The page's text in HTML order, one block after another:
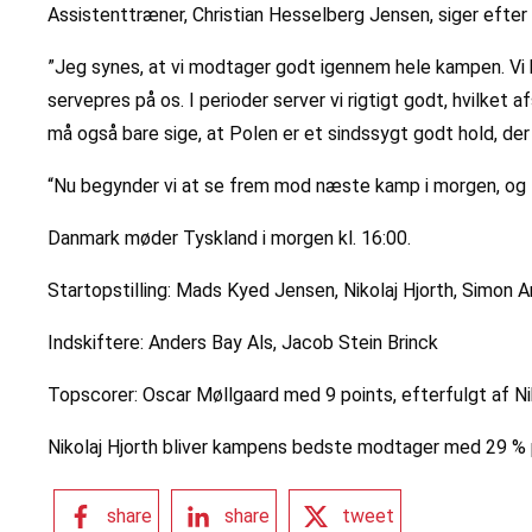
Assistenttræner, Christian Hesselberg Jensen, siger efter
”Jeg synes, at vi modtager godt igennem hele kampen.
servepres på os. I perioder server vi rigtigt godt, hvilket
må også bare sige, at Polen er et sindssygt godt hold,
“Nu begynder vi at se frem mod næste kamp i morgen,
Danmark møder Tyskland i morgen kl. 16:00.
Startopstilling: Mads Kyed Jensen, Nikolaj Hjorth, Simon
Indskiftere: Anders Bay Als, Jacob Stein Brinck
Topscorer: Oscar Møllgaard med 9 points, efterfulgt af
Nikolaj Hjorth bliver kampens bedste modtager med 29
share share tweet